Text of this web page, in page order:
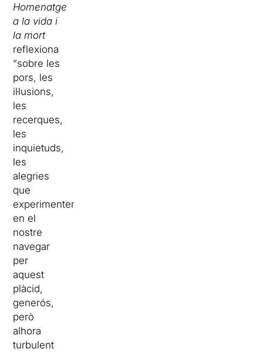
Homenatge
a la vida i
la mort
reflexiona
“sobre les
pors, les
il·lusions,
les
recerques,
les
inquietuds,
les
alegries
que
experimentem
en el
nostre
navegar
per
aquest
plàcid,
generós,
però
alhora
turbulent